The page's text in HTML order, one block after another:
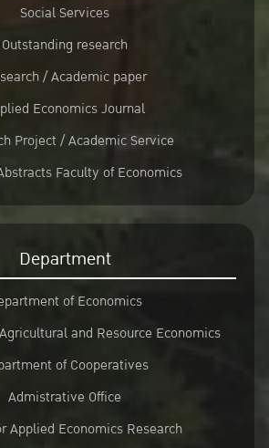
Social Services
Outstanding research
/ Academic paper
Economics Journal
Project / Academic Service
Faculty of Economics
Department
of Economics
and Resource Economics
of Cooperatives
Admistrative Office
Applied Economics Research